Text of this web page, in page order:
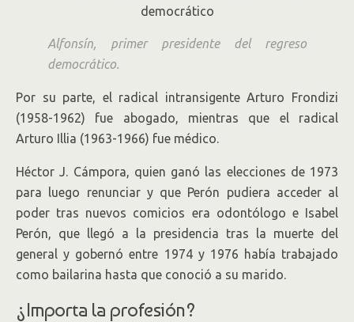
Alfonsín, primer presidente del regreso
democrático.
Por su parte, el radical intransigente Arturo Frondizi
(1958-1962) fue abogado, mientras que el radical
Arturo Illia (1963-1966) fue médico.
Héctor J. Cámpora, quien ganó las elecciones de 1973
para luego renunciar y que Perón pudiera acceder al
poder tras nuevos comicios era odontólogo e Isabel
Perón, que llegó a la presidencia tras la muerte del
general y gobernó entre 1974 y 1976 había trabajado
como bailarina hasta que conoció a su marido.
¿Importa la profesión?